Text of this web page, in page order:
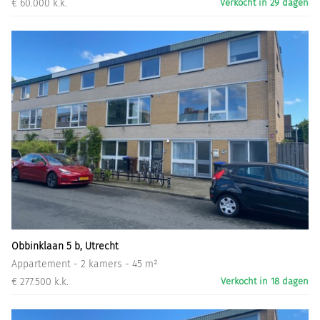
€ 60.000 k.k.
Verkocht in 29 dagen
Obbinklaan 5 b, Utrecht
Appartement - 2 kamers - 45 m²
€ 277.500 k.k.
Verkocht in 18 dagen